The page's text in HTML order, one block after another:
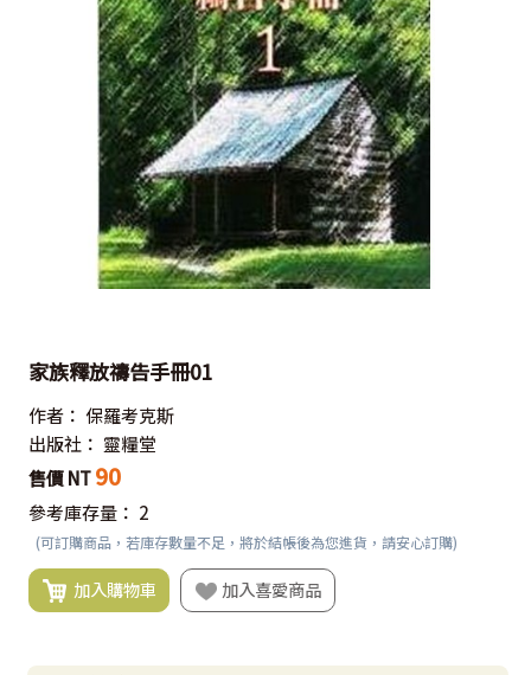
家族釋放禱告手冊01
作者： 保羅考克斯
出版社： 靈糧堂
售價 NT 90
參考庫存量： 2
(可訂購商品，若庫存數量不足，將於結帳後為您進貨，請安心訂購)
加入購物車 加入喜愛商品